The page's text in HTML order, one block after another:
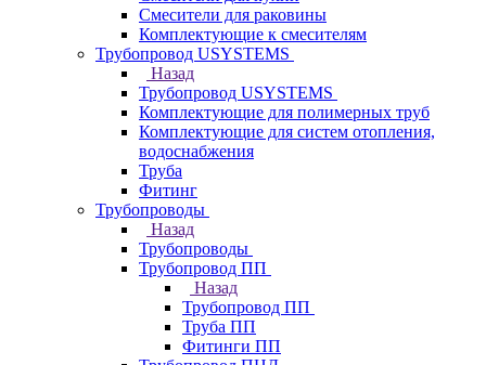
Смесители для раковины
Комплектующие к смесителям
Трубопровод USYSTEMS
Назад
Трубопровод USYSTEMS
Комплектующие для полимерных труб
Комплектующие для систем отопления,
водоснабжения
Труба
Фитинг
Трубопроводы
Назад
Трубопроводы
Трубопровод ПП
Назад
Трубопровод ПП
Труба ПП
Фитинги ПП